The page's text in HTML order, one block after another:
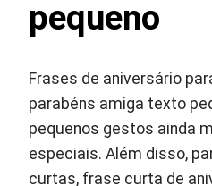
pequeno
Frases de aniversário
parabéns amiga texto
pequenos gestos ainda
especiais. Além disso,
curtas, frase curta de